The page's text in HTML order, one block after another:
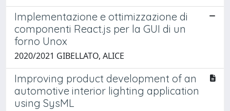
Implementazione e ottimizzazione di
componenti React.js per la GUI di un
forno Unox
2020/2021 GIBELLATO, ALICE
Improving product development of an
automotive interior lighting application
using SysML